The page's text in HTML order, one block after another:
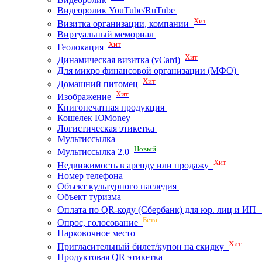
Видеоролик YouTube/RuTube
Визитка организации, компании Хит
Виртуальный мемориал
Геолокация Хит
Динамическая визитка (vCard) Хит
Для микро финансовой организации (МФО)
Домашний питомец Хит
Изображение Хит
Книгопечатная продукция
Кошелек ЮMoney
Логистическая этикетка
Мультиссылка
Мультиссылка 2.0 Новый
Недвижимость в аренду или продажу Хит
Номер телефона
Объект культурного наследия
Объект туризма
Оплата по QR-коду (Сбербанк) для юр. лиц и ИП
Опрос, голосование Бета
Парковочное место
Пригласительный билет/купон на скидку Хит
Продуктовая QR этикетка